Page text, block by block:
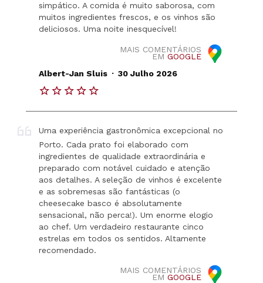
simpático. A comida é muito saborosa, com
muitos ingredientes frescos, e os vinhos são
deliciosos. Uma noite inesquecível!
MAIS COMENTÁRIOS
EM GOOGLE
Albert-Jan Sluis . 30 Julho 2026
Uma experiência gastronômica excepcional no
Porto. Cada prato foi elaborado com
ingredientes de qualidade extraordinária e
preparado com notável cuidado e atenção
aos detalhes. A seleção de vinhos é excelente
e as sobremesas são fantásticas (o
cheesecake basco é absolutamente
sensacional, não perca!). Um enorme elogio
ao chef. Um verdadeiro restaurante cinco
estrelas em todos os sentidos. Altamente
recomendado.
MAIS COMENTÁRIOS
EM GOOGLE